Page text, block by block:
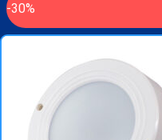
-30%